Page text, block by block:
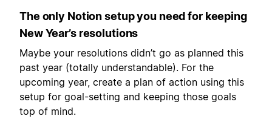
The only Notion setup you need for keeping
New Year’s resolutions
Maybe your resolutions didn’t go as planned this
past year (totally understandable). For the
upcoming year, create a plan of action using this
setup for goal-setting and keeping those goals
top of mind.